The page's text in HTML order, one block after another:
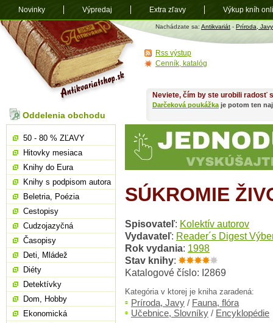
Antikvariát
shop.sk
Nachádzate sa: Antikvariát - Príroda, Javy
SÚKROMIE
Spisovateľ: Kolektív autorov
Vydavateľ: Reader´s Digest
Rok vydania: 1998
Stav knihy:
Katalogové číslo: I2869
Kategória v ktorej je kniha zaradená:
Príroda, Javy / Fauna, flóra
Učebnice, Slovníky / Encyklopédie
Neviete, čím by ste urobili radosť
Darčeková poukážka je potom ten
Oddelenia obchodu
50 - 80 % ZĽAVY
Hitovky mesiaca
Knihy do Eura
Knihy s podpisom autora
Beletria, Poézia
Cestopisy
Cudzojazyčná
Časopisy
Deti, Mládež
Diéty
Detektívky
Dom, Hobby
Ekonomická
Rss výstup
Cenník, katalóg
Novinky Výpredaj Extra zľavy Výkup kníh